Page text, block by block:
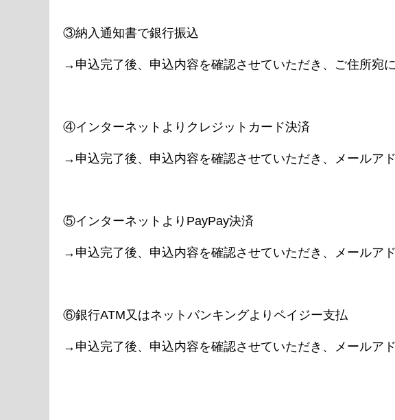
③納入通知書で銀行振込
→申込完了後、申込内容を確認させていただき、ご住所宛
④インターネットよりクレジットカード決済
→申込完了後、申込内容を確認させていただき、メールア
⑤インターネットよりPayPay決済
→申込完了後、申込内容を確認させていただき、メールア
⑥銀行ATM又はネットバンキングよりペイジー支払
→申込完了後、申込内容を確認させていただき、メールア